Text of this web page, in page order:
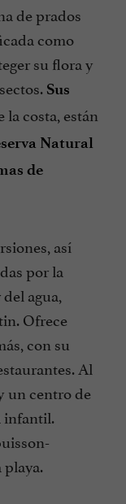
de prados
como
su flora y
Sus
la costa, están
Natural
de
así
por la
agua,
Ofrece
con su
Al
un centro de
infantil.
playa.